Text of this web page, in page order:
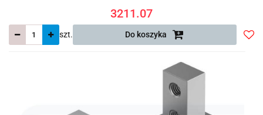
3211.07
szt. Do koszyka